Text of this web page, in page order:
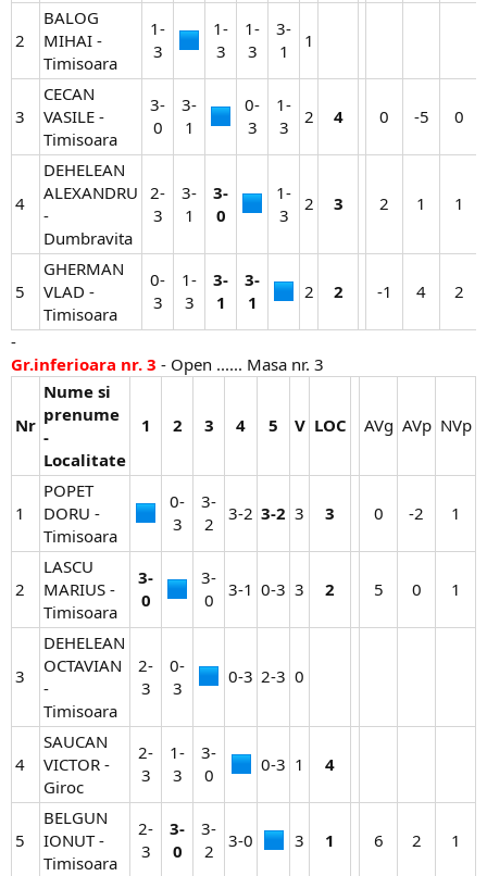
2
BALOG
MIHAI -
Timisoara
1-
3​
1-
3​
1-
3​
3-
1​
1​
3
CECAN
VASILE -
Timisoara
3-
0​
3-
1​
0-
3​
1-
3​
2​ 4 0​ -5​ 0​
4
DEHELEAN
ALEXANDRU
-
Dumbravita
2-
3​
3-
1​
3-
0
1-
3​
2​ 3 2​ 1​ 1​
5
GHERMAN
VLAD -
Timisoara
0-
3​
1-
3​
3-
1
3-
1
2​ 2 -1​ 4​ 2​
-
Gr.inferioara nr. 3 - Open ...... Masa nr. 3
Nr
Nume si
prenume
-
Localitate
1 2 3 4 5 V LOC AVg​ AVp​ NVp​
1
POPET
DORU -
Timisoara
0-
3​
3-
2​
3-2​ 3-2 3​ 3 0​ -2​ 1​
2
LASCU
MARIUS -
Timisoara
3-
0
3-
0​
3-1​ 0-3​ 3​ 2 5​ 0​ 1​
3
DEHELEAN
OCTAVIAN
-
Timisoara
2-
3​
0-
3​
0-3​ 2-3​ 0​
4
SAUCAN
VICTOR -
Giroc
2-
3​
1-
3​
3-
0​
0-3​ 1​ 4
5
BELGUN
IONUT -
Timisoara
2-
3​
3-
0
3-
2​
3-0​ 3​ 1 6​ 2​ 1​